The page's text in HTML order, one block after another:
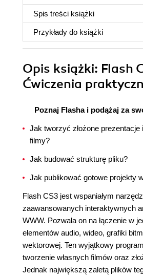
Spis treści książki
Przykłady do książki
Opis książki: Flash
Ćwiczenia
Poznaj Flasha i podążaj za
Jak tworzyć złożone prezentacje
filmy?
Jak budować strukturę pliku?
Jak publikować gotowe projekty
Flash CS3 jest wspaniałym
zaawansowanych interaktywnych
WWW. Pozwala on na łączenie w
elementów audio, wideo, grafiki
wektorowej. Ten wyjątkowy
tworzenie własnych filmów oraz
Jednak największą zaletą plików